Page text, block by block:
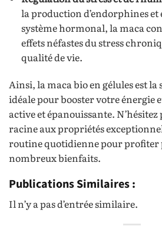
la production d’endorphines
système hormonal, la maca
effets néfastes du stress
qualité de vie.
Ainsi, la maca bio en gélules est
idéale pour booster votre énergie
active et épanouissante.
racine aux propriétés
routine quotidienne pour profiter
nombreux bienfaits.
Publications Similaires :
Il n’y a pas d’entrée similaire.